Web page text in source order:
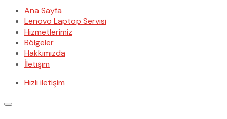
Ana Sayfa
Lenovo Laptop Servisi
Hizmetlerimiz
Bölgeler
Hakkımızda
İletişim
Hızlı iletişim